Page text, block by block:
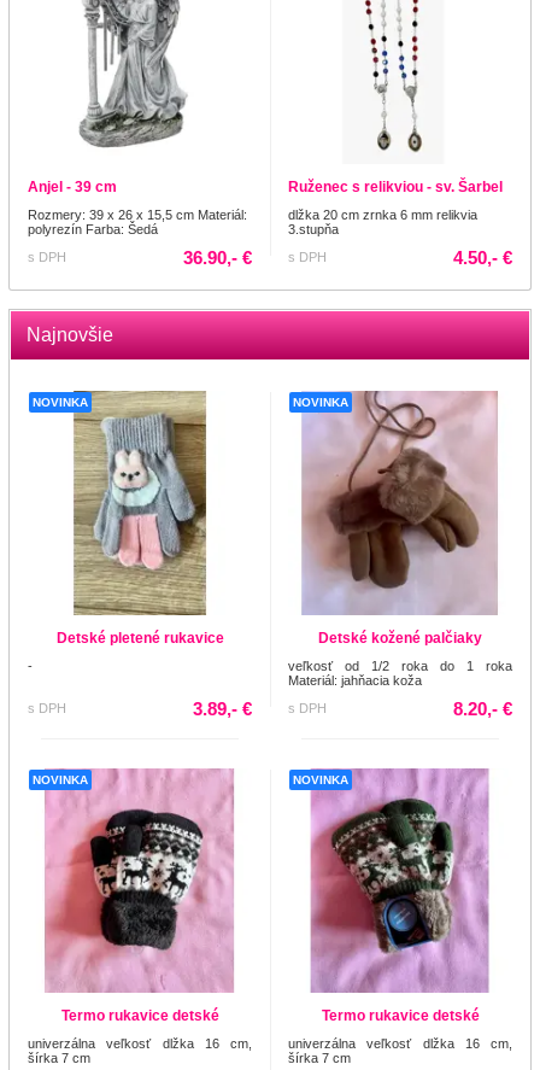
Anjel - 39 cm
Rozmery: 39 x 26 x 15,5 cm Materiál:
polyrezín Farba: Šedá
s DPH
36.90,- €
Ruženec s relikviou - sv. Šarbel
dlžka 20 cm zrnka 6 mm relikvia
3.stupňa
s DPH
4.50,- €
Najnovšie
NOVINKA
Detské pletené rukavice
-
s DPH 3.89,- €
NOVINKA
Detské kožené palčiaky
veľkosť od 1/2 roka do 1 roka
Materiál: jahňacia koža
s DPH
8.20,- €
NOVINKA
Termo rukavice detské
univerzálna veľkosť dlžka 16 cm,
šírka 7 cm
NOVINKA
Termo rukavice detské
univerzálna veľkosť dlžka 16 cm,
šírka 7 cm